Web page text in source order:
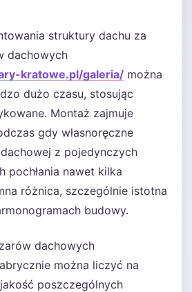
struktury dachu za
dachowych
kratowe.pl/galeria/ można
dużo czasu, stosując
Montaż zajmuje
gdy własnoręczne
z pojedynczych
pochłania nawet kilka
różnica, szczególnie istotna
budowy.
dachowych
można liczyć na
poszczególnych